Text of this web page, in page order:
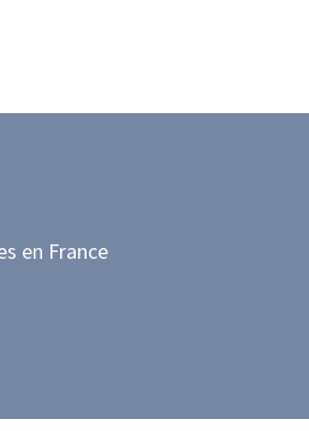
en France